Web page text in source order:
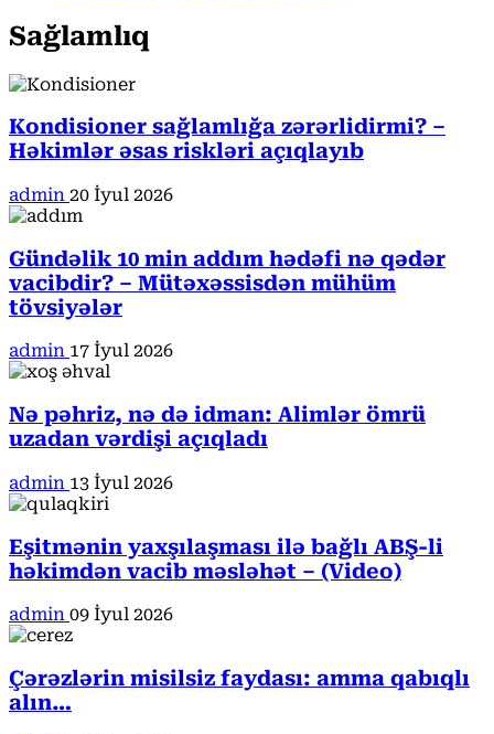
Sağlamlıq
Kondisioner sağlamlığa zərərlidirmi? –
Həkimlər əsas riskləri açıqlayıb
admin 20 İyul 2026
Gündəlik 10 min addım hədəfi nə qədər
vacibdir? – Mütəxəssisdən mühüm
tövsiyələr
admin 17 İyul 2026
Nə pəhriz, nə də idman: Alimlər ömrü
uzadan vərdişi açıqladı
admin 13 İyul 2026
Eşitmənin yaxşılaşması ilə bağlı ABŞ-li
həkimdən vacib məsləhət – (Video)
admin 09 İyul 2026
Çərəzlərin misilsiz faydası: amma qabıqlı
alın…